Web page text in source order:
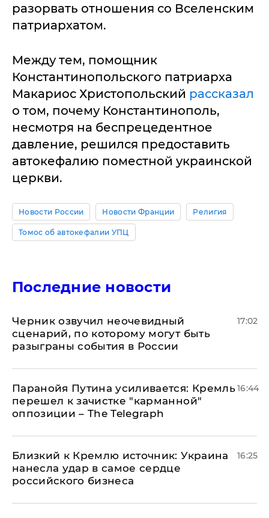
разорвать отношения со Вселенским
патриархатом.
Между тем, помощник
Константинопольского патриарха
Макариос Христопольский рассказал
о том, почему Константинополь,
несмотря на беспрецедентное
давление, решился предоставить
автокефалию поместной украинской
церкви.
Новости России Новости Франции Религия
Томос об автокефалии УПЦ
Последние новости
Черник озвучил неочевидный
сценарий, по которому могут быть
разыграны события в России
17:02
Паранойя Путина усиливается: Кремль
перешел к зачистке "карманной"
оппозиции – The Telegraph
16:44
Близкий к Кремлю источник: Украина
нанесла удар в самое сердце
российского бизнеса
16:25